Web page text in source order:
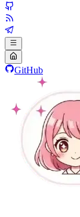
GitHub